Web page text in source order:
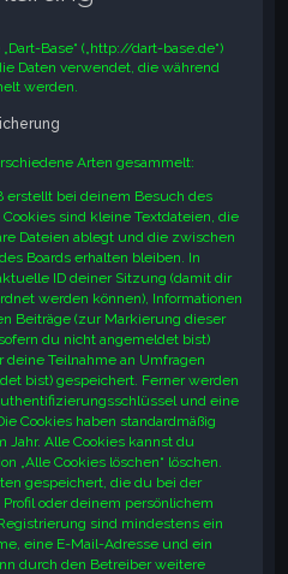
Base“ („http://dart-base.de“)
Daten verwendet, die während
werden.
Arten gesammelt:
erstellt bei deinem Besuch des
Cookies sind kleine Textdateien, die
Dateien ablegt und die zwischen
Boards erhalten bleiben. In
ID deiner Sitzung (damit dir
werden können), Informationen
Beiträge (zur Markierung dieser
du nicht angemeldet bist)
deine Teilnahme an Umfragen
bist) gespeichert. Ferner werden
und eine
Cookies haben standardmäßig
Jahr. Alle Cookies kannst du
„Alle Cookies löschen“ löschen.
gespeichert, die du bei der
oder deinem persönlichem
sind mindestens ein
eine E-Mail-Adresse und ein
durch den Betreiber weitere